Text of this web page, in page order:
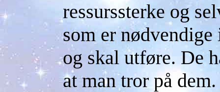
ressurssterke og
som er
og skal utføre. De
at man tror på